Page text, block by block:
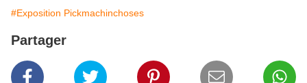
#Exposition Pickmachinchoses
Partager